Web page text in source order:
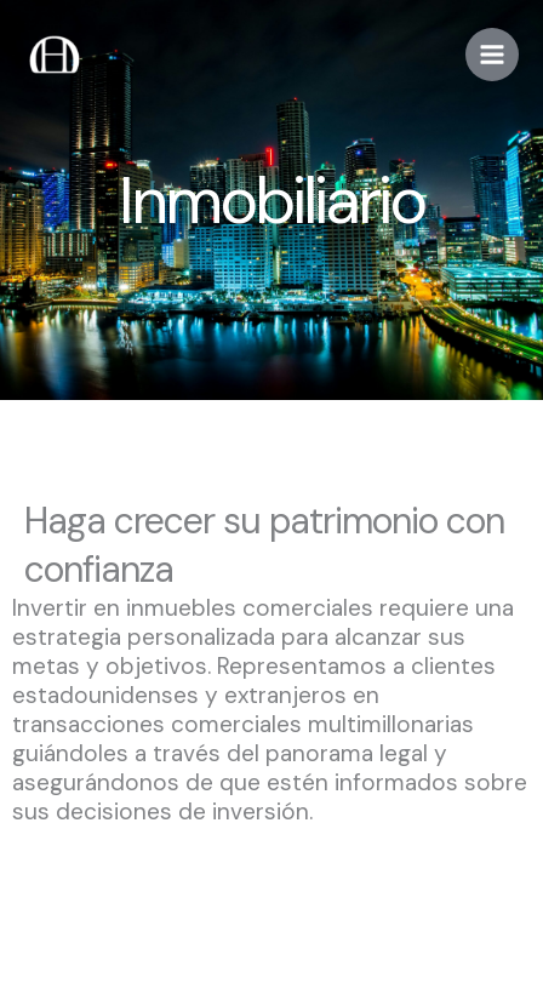
content
Inmobiliario
Haga crecer su patrimonio con
confianza
Invertir en inmuebles comerciales requiere una
estrategia personalizada para alcanzar sus
metas y objetivos. Representamos a clientes
estadounidenses y extranjeros en
transacciones comerciales multimillonarias
guiándoles a través del panorama legal y
asegurándonos de que estén informados sobre
sus decisiones de inversión.